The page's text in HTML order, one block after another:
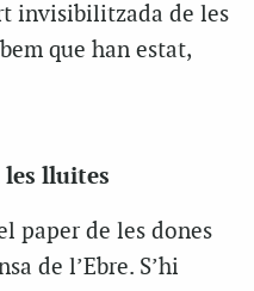
invisibilitzada de les
que han estat,
les lluites
paper de les dones
de l’Ebre. S’hi